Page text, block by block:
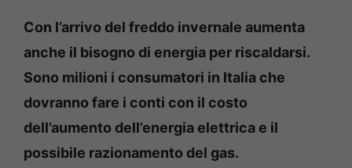
Con l’arrivo del freddo invernale aumenta
anche il bisogno di energia per riscaldarsi.
Sono milioni i consumatori in Italia che
dovranno fare i conti con il costo
dell’aumento dell’energia elettrica e il
possibile razionamento del gas.